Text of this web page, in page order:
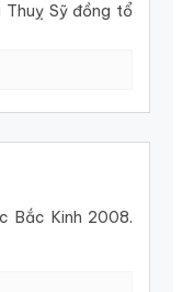
Thuỵ Sỹ đồng tổ
Bắc Kinh 2008.